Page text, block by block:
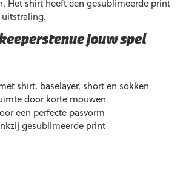
Het shirt heeft een gesublimeerde print
jouw spel
shirt, baselayer, short en sokken
door korte mouwen
een perfecte pasvorm
gesublimeerde print